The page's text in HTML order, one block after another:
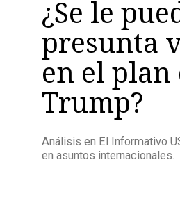
¿Se le
presunta
en el plan
Trump?
Análisis en El Informativo
en asuntos internacionales.